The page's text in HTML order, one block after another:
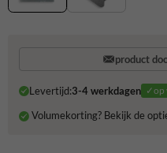
product
Levertijd:3-4 werkdagen ✓op
Volumekorting? Bekijk de